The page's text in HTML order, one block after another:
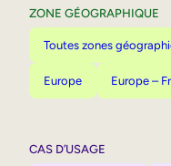
ZONE GÉOGRAPHIQUE
Toutes zones
Europe Europe –
CAS D’USAGE